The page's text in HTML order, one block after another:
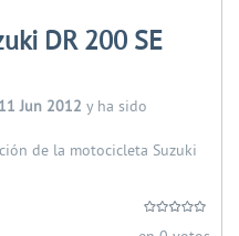
DR 200 SE
11 Jun 2012 y ha sido
de la motocicleta Suzuki